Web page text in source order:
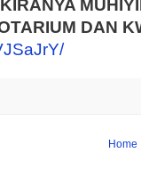
DAN
Home